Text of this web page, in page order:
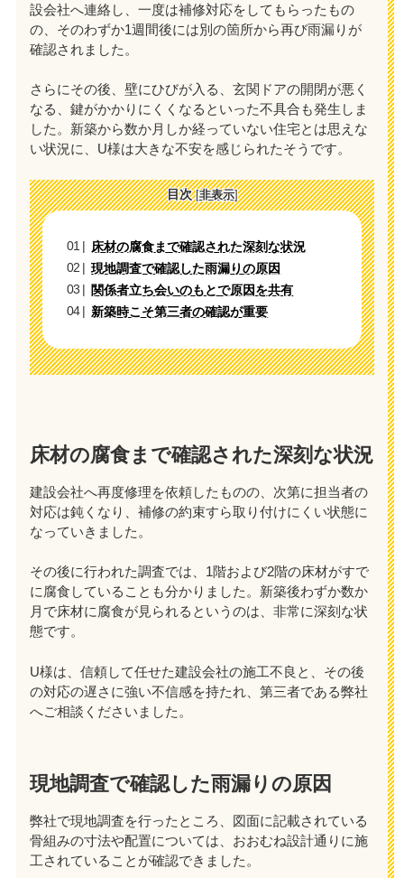
設会社へ連絡し、一度は補修対応をしてもらったもの
の、そのわずか1週間後には別の箇所から再び雨漏りが
確認されました。
さらにその後、壁にひびが入る、玄関ドアの開閉が悪く
なる、鍵がかかりにくくなるといった不具合も発生しま
した。新築から数か月しか経っていない住宅とは思えな
い状況に、U様は大きな不安を感じられたそうです。
目次 [非表示]
床材の腐食まで確認された深刻な状況
現地調査で確認した雨漏りの原因
関係者立ち会いのもとで原因を共有
新築時こそ第三者の確認が重要
床材の腐食まで確認された深刻な状況
建設会社へ再度修理を依頼したものの、次第に担当者の
対応は鈍くなり、補修の約束すら取り付けにくい状態に
なっていきました。
その後に行われた調査では、1階および2階の床材がすで
に腐食していることも分かりました。新築後わずか数か
月で床材に腐食が見られるというのは、非常に深刻な状
態です。
U様は、信頼して任せた建設会社の施工不良と、その後
の対応の遅さに強い不信感を持たれ、第三者である弊社
へご相談くださいました。
現地調査で確認した雨漏りの原因
弊社で現地調査を行ったところ、図面に記載されている
骨組みの寸法や配置については、おおむね設計通りに施
工されていることが確認できました。